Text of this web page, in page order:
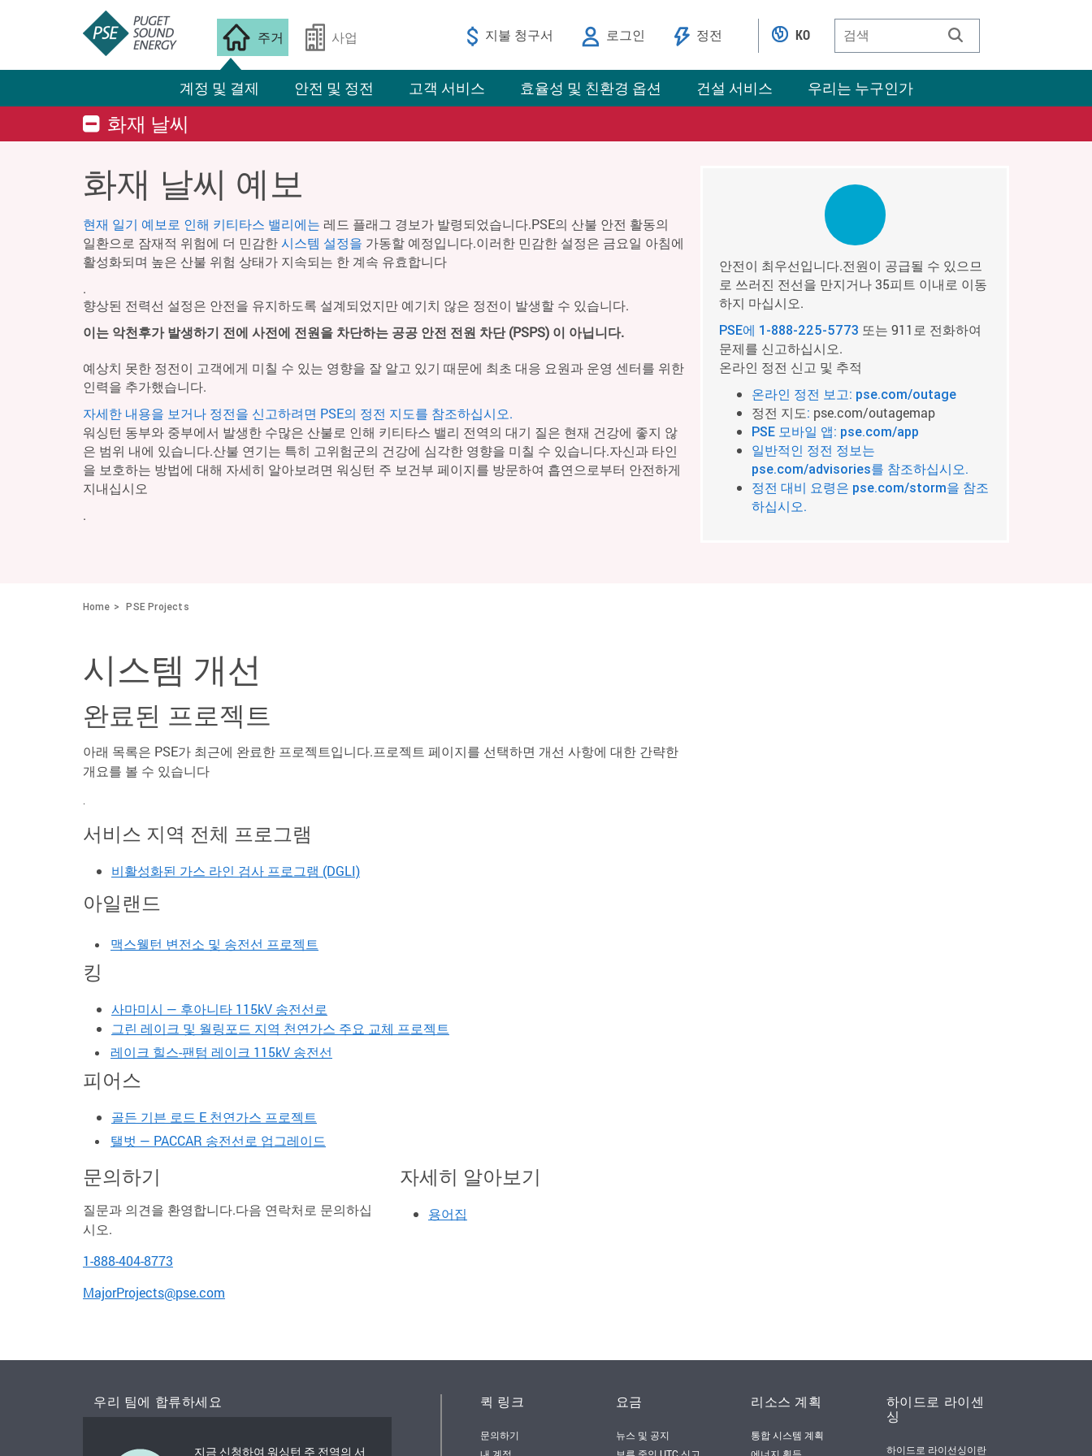
주거
계정 및 결제 안전 및 정전 고객 서비스 효율성 및 친환경 옵션 건설 서비스 우리는 누구인가
사업 지불 청구서 로그인 정전 KO
화재 날씨
화재 날씨 예보
현재 일기 예보로 인해 키티타스 밸리에는 레드 플래그 경보가 발령되었습니다.PSE의 산불 안전 활동의
일환으로 잠재적 위험에 더 민감한시스템 설정을 가동할 예정입니다.이러한 민감한 설정은 금요일 아침에
활성화되며 높은 산불 위험 상태가 지속되는 한 계속 유효합니다
.
향상된 전력선 설정은 안전을 유지하도록 설계되었지만 예기치 않은 정전이 발생할 수 있습니다.
이는 악천후가 발생하기 전에 사전에 전원을 차단하는 공공 안전 전원 차단 (PSPS) 이 아닙니다.
예상치 못한 정전이 고객에게 미칠 수 있는 영향을 잘 알고 있기 때문에 최초 대응 요원과 운영 센터를 위한
인력을 추가했습니다.
자세한 내용을 보거나 정전을 신고하려면 PSE의 정전 지도를 참조하십시오.
워싱턴 동부와 중부에서 발생한 수많은 산불로 인해 키티타스 밸리 전역의 대기 질은 현재 건강에 좋지 않
은 범위 내에 있습니다.산불 연기는 특히 고위험군의 건강에 심각한 영향을 미칠 수 있습니다.자신과 타인
을 보호하는 방법에 대해 자세히 알아보려면 워싱턴 주 보건부 페이지를 방문하여 흡연으로부터 안전하게
지내십시오
.
안전이 최우선입니다.전원이 공급될 수 있으므
로 쓰러진 전선을 만지거나 35피트 이내로 이동
하지 마십시오.
PSE에 1-888-225-5773 또는 911로 전화하여
문제를 신고하십시오.
온라인 정전 신고 및 추적
온라인 정전 보고: pse.com/outage
정전 지도: pse.com/outagemap
PSE 모바일 앱: pse.com/app
일반적인 정전 정보는
pse.com/advisories를 참조하십시오.
정전 대비 요령은 pse.com/storm을 참조
하십시오.
Home PSE Projects
시스템 개선
완료된 프로젝트
아래 목록은 PSE가 최근에 완료한 프로젝트입니다.프로젝트 페이지를 선택하면 개선 사항에 대한 간략한
개요를 볼 수 있습니다
.
서비스 지역 전체 프로그램
비활성화된 가스 라인 검사 프로그램 (DGLI)
아일랜드
맥스웰턴 변전소 및 송전선 프로젝트
킹
사마미시 — 후아니타 115kV 송전선로
그린 레이크 및 월링포드 지역 천연가스 주요 교체 프로젝트
레이크 힐스-팬텀 레이크 115kV 송전선
피어스
골든 기븐 로드 E 천연가스 프로젝트
탤벗 — PACCAR 송전선로 업그레이드
문의하기
질문과 의견을 환영합니다.다음 연락처로 문의하십
시오.
1-888-404-8773
MajorProjects@pse.com
자세히 알아보기
용어집
우리 팀에 합류하세요
지금 신청하여 워싱턴 주 전역의 서
퀵 링크
문의하기
요금
뉴스 및 공지
리소스 계획
통합 시스템 계획
하이드로 라이센
싱
하이드로 라이선싱이란